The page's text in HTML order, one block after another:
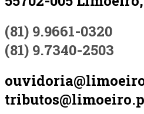
(81) 9.9661-0320
(81) 9.7340-2503